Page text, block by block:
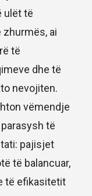
ulët të
ai
të
dhe të
nevojiten.
vëmendje
të
pajisjet
të balancuar,
të efikasitetit